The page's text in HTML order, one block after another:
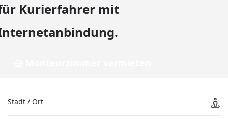
Kurierfahrer mit
Stadt / Ort